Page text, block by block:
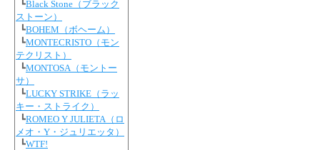
┗Black Stone（ブラック
ストーン）
┗BOHEM（ボヘーム）
┗MONTECRISTO（モン
テクリスト）
┗MONTOSA（モントー
サ）
┗LUCKY STRIKE（ラッ
キー・ストライク）
┗ROMEO Y JULIETA（ロ
メオ・Y・ジュリエッタ）
┗WTF!